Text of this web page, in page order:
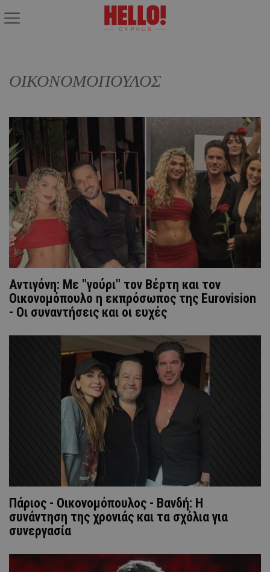
ΟΙΚΟΝΟΜΟΠΟΥΛΟΣ
Aντιγόνη: Με "γούρι" τον Βέρτη και τον
Οικονομόπουλο η εκπρόσωπος της Eurovision
- Οι συναντήσεις και οι ευχές
Πάριος - Οικονομόπουλος - Βανδή: Η
συνάντηση της χρονιάς και τα σχόλια για
συνεργασία